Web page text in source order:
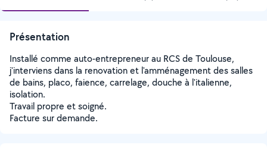
Présentation
Installé comme auto-entrepreneur au RCS de Toulouse,
j'interviens dans la renovation et l'amménagement des salles
de bains, placo, faience, carrelage, douche à l'italienne,
isolation.
Travail propre et soigné.
Facture sur demande.